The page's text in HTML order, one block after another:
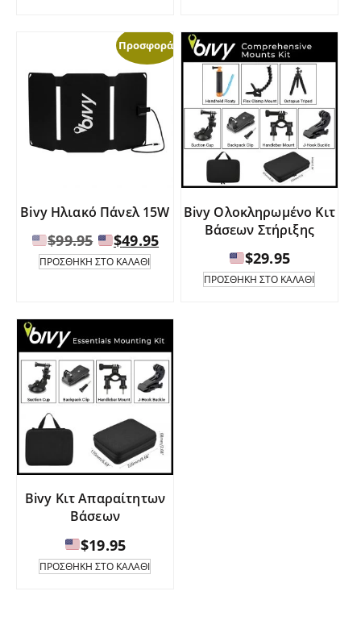
Προσφορά!
Bivy Ηλιακό Πάνελ 15W
$99.95 Original
price
$49.95Η
τρέχουσα
ΠΡΟΣΘΉΚΗ ΣΤΟ ΚΑΛΆΘΙ
Bivy Ολοκληρωμένο Κιτ
Βάσεων Στήριξης
$29.95
ΠΡΟΣΘΉΚΗ ΣΤΟ ΚΑΛΆΘΙ
Bivy Κιτ Απαραίτητων
Βάσεων
$19.95
ΠΡΟΣΘΉΚΗ ΣΤΟ ΚΑΛΆΘΙ